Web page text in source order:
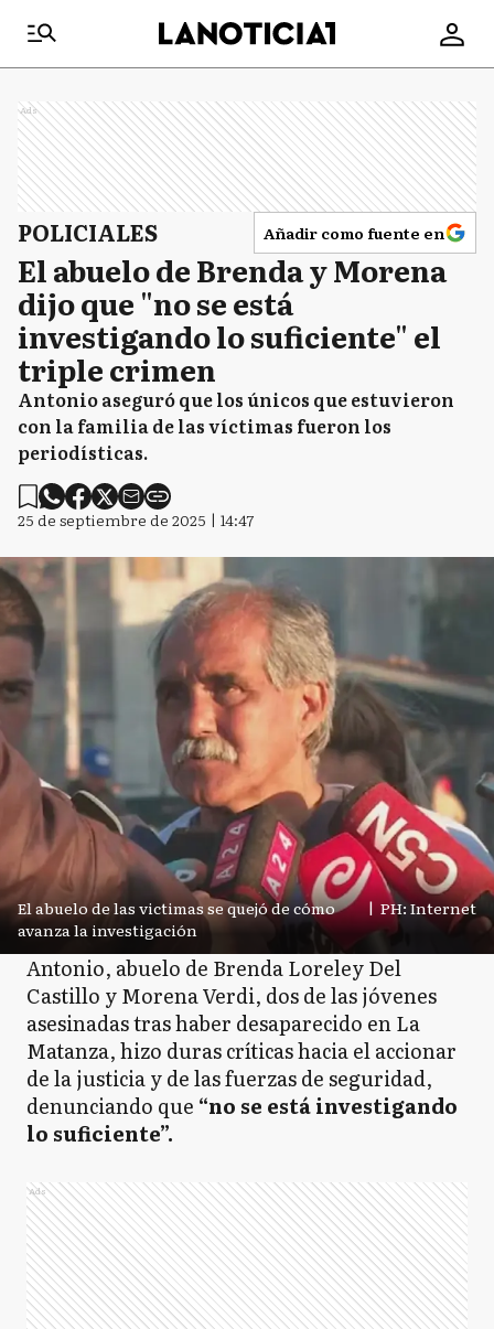
Ads
POLICIALES Añadir como fuente en
El abuelo de Brenda y Morena
dijo que "no se está
investigando lo suficiente" el
triple crimen
Antonio aseguró que los únicos que estuvieron
con la familia de las víctimas fueron los
periodísticas.
25 de septiembre de 2025 | 14:47
El abuelo de las victimas se quejó de cómo
avanza la investigación
| PH: Internet
Antonio, abuelo de Brenda Loreley Del
Castillo y Morena Verdi, dos de las jóvenes
asesinadas tras haber desaparecido en La
Matanza, hizo duras críticas hacia el accionar
de la justicia y de las fuerzas de seguridad,
denunciando que “no se está investigando
lo suficiente”.
Ads